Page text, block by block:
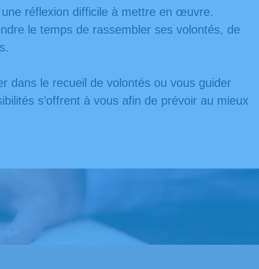
réflexion difficile à mettre en œuvre.
le temps de rassembler ses volontés, de
dans le recueil de volontés ou vous guider
s’offrent à vous afin de prévoir au mieux